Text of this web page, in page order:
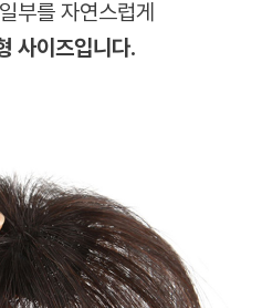
부를 자연스럽게
사이즈입니다.